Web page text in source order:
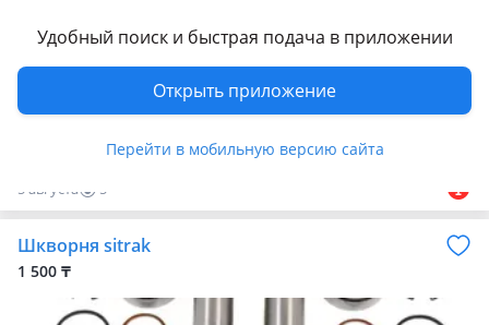
Удобный поиск и быстрая подача в приложении
Открыть приложение
Перейти в мобильную версию сайта
Новая DAF
Комплектующие для то запчасти ходовая двигатель и его навесное трансмиссия электронные блоки управления в наличии и под заказ николай
5 августа
5
0
Шкворня sitrak
1 500 ₸